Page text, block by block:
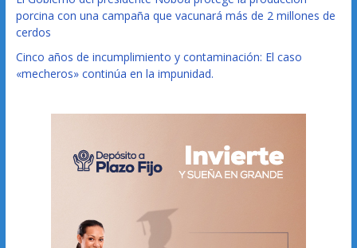
porcina con una campaña que vacunará más de 2 millones de
cerdos
Cinco años de incumplimiento y contaminación: El caso
«mecheros» continúa en la impunidad.